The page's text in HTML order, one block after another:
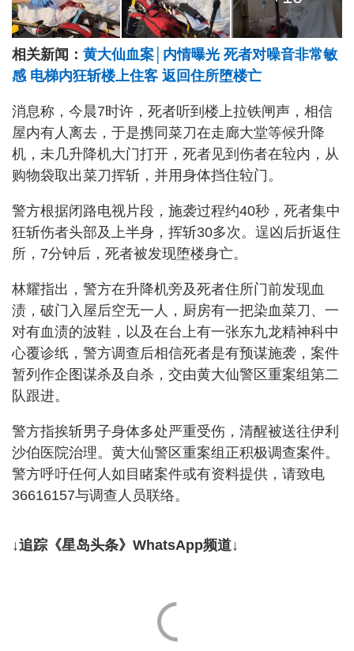
相关新闻： 黄大仙血案│内情曝光 死者对噪音非常敏
感 电梯内狂斩楼上住客 返回住所堕楼亡
消息称，今晨7时许，死者听到楼上拉铁闸声，相信
屋内有人离去，于是携同菜刀在走廊大堂等候升降
机，未几升降机大门打开，死者见到伤者在䢂内，从
购物袋取出菜刀挥斩，并用身体挡住䢂门。
警方根据闭路电视片段，施袭过程约40秒，死者集中
狂斩伤者头部及上半身，挥斩30多次。逞凶后折返住
所，7分钟后，死者被发现堕楼身亡。
林耀指出，警方在升降机旁及死者住所门前发现血
渍，破门入屋后空无一人，厨房有一把染血菜刀、一
对有血渍的波鞋，以及在台上有一张东九龙精神科中
心覆诊纸，警方调查后相信死者是有预谋施袭，案件
暂列作企图谋杀及自杀，交由黄大仙警区重案组第二
队跟进。
警方指挨斩男子身体多处严重受伤，清醒被送往伊利
沙伯医院治理。黄大仙警区重案组正积极调查案件。
警方呼吁任何人如目睹案件或有资料提供，请致电
36616157与调查人员联络。
↓追踪《星岛头条》WhatsApp频道↓